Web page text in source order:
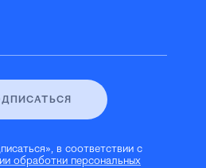
в соответствии с
обработки персональных